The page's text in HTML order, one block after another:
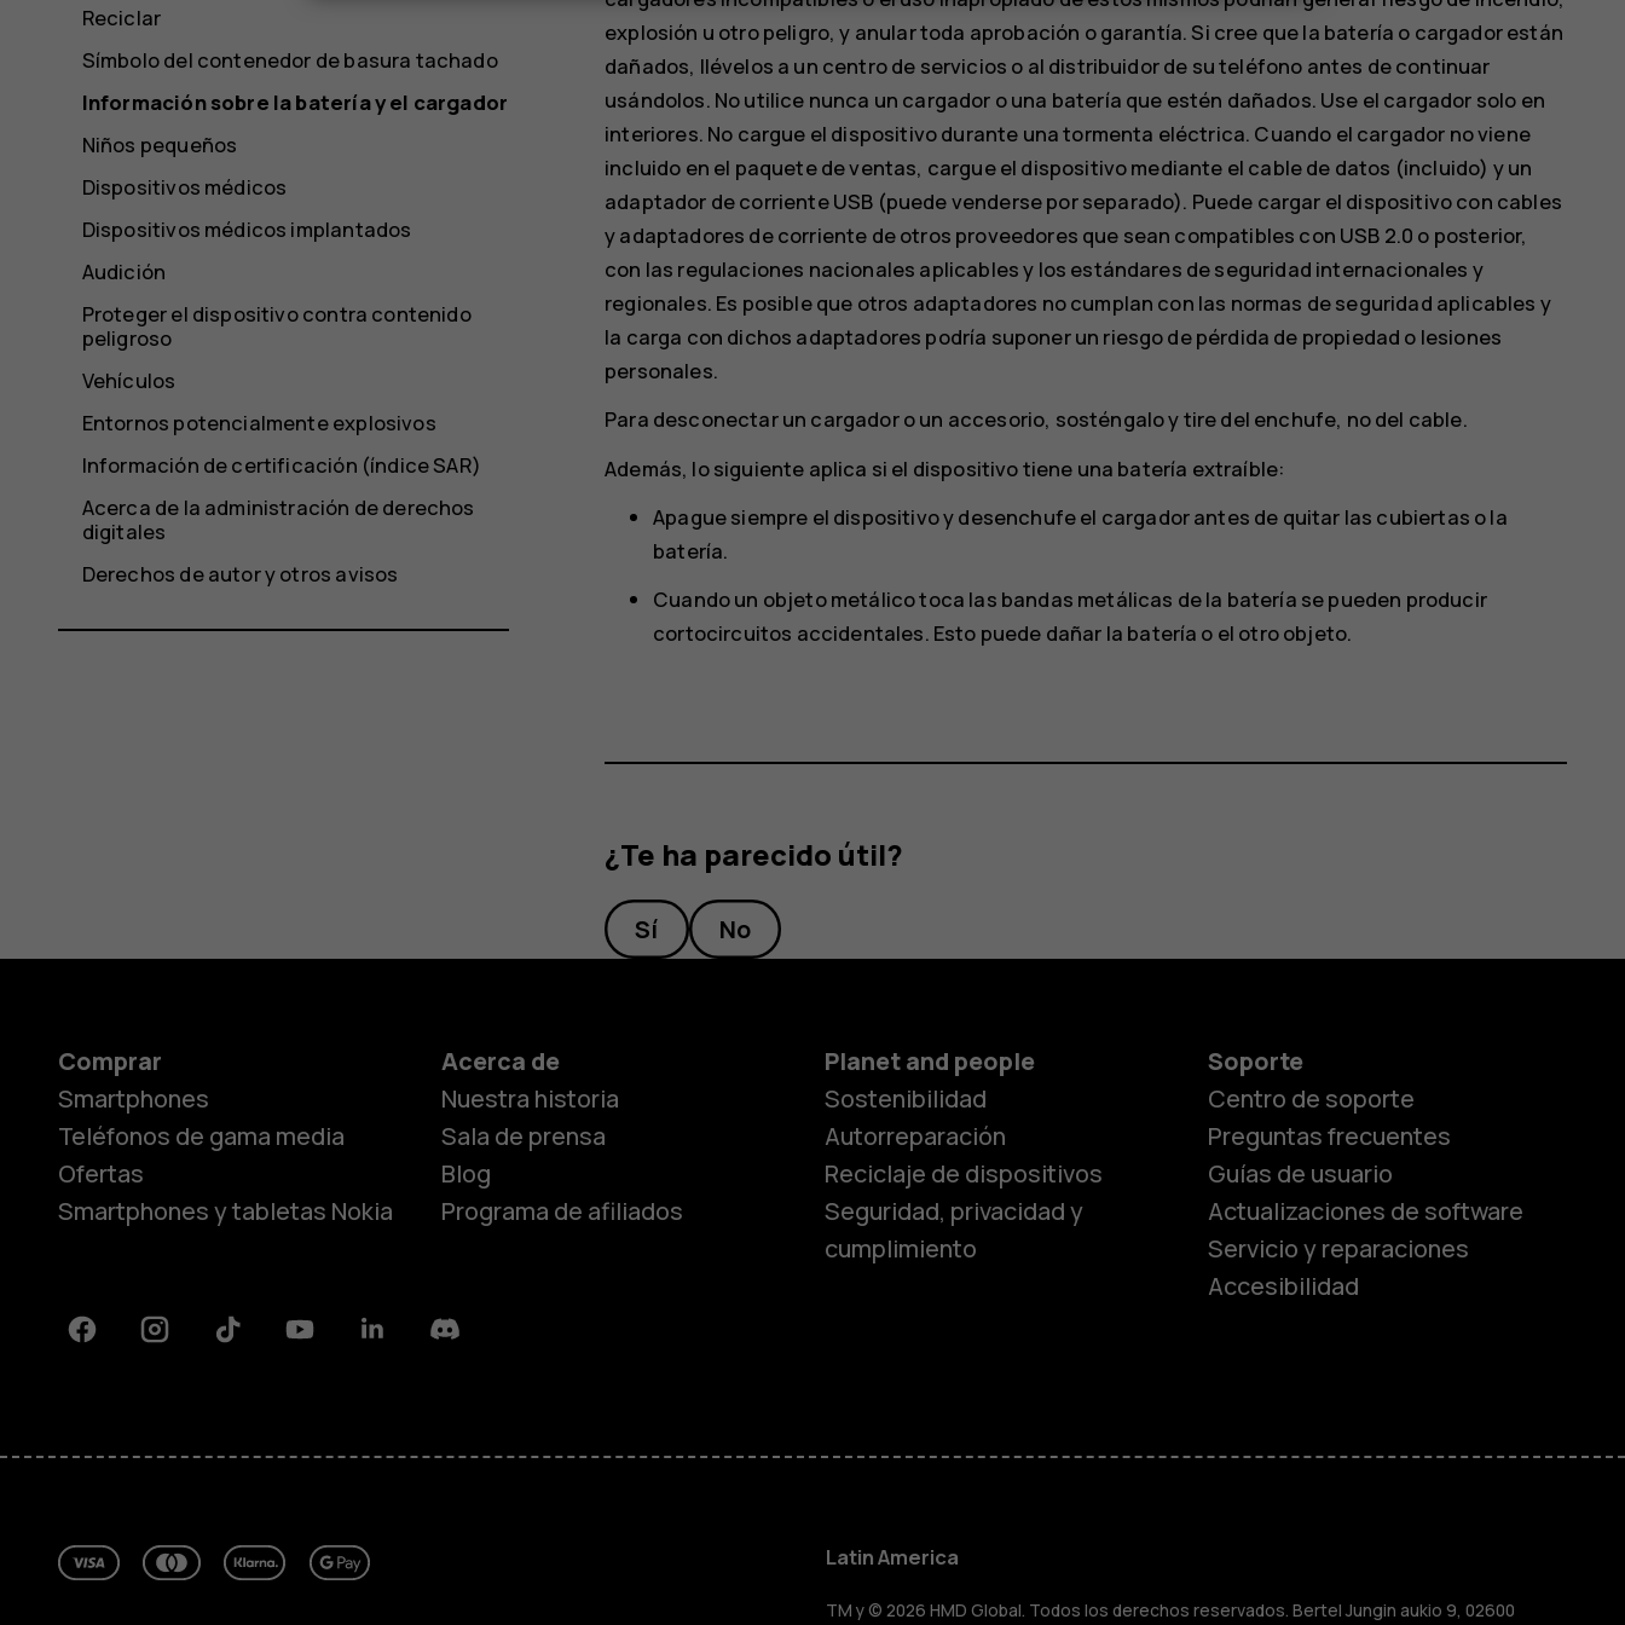
Teléfonos para
personas mayores
Blog
explosión u otro peligro, y anular toda aprobación o garantía. Si cree que la batería o cargador están
dañados, llévelos a un centro de servicios o al distribuidor de su teléfono antes de continuar
usándolos. No utilice nunca un cargador o una batería que estén dañados. Use el cargador solo en
interiores. No cargue el dispositivo durante una tormenta eléctrica. Cuando el cargador no viene
incluido en el paquete de ventas, cargue el dispositivo mediante el cable de datos (incluido) y un
adaptador de corriente USB (puede venderse por separado). Puede cargar el dispositivo con cables
y adaptadores de corriente de otros proveedores que sean compatibles con USB 2.0 o posterior,
con las regulaciones nacionales aplicables y los estándares de seguridad internacionales y
regionales. Es posible que otros adaptadores no cumplan con las normas de seguridad aplicables y
la carga con dichos adaptadores podría suponer un riesgo de pérdida de propiedad o lesiones
personales.
Para desconectar un cargador o un accesorio, sosténgalo y tire del enchufe, no del cable.
Además, lo siguiente aplica si el dispositivo tiene una batería extraíble:
Apague siempre el dispositivo y desenchufe el cargador antes de quitar las cubiertas o la
batería.
Cuando un objeto metálico toca las bandas metálicas de la batería se pueden producir
cortocircuitos accidentales. Esto puede dañar la batería o el otro objeto.
¿Te ha parecido útil?
Sí No
Reciclar
Símbolo del contenedor de basura tachado
Información sobre la batería y el cargador
Niños pequeños
Dispositivos médicos
Dispositivos médicos implantados
Audición
Proteger el dispositivo contra contenido
peligroso
Vehículos
Entornos potencialmente explosivos
Información de certificación (índice SAR)
Acerca de la administración de derechos
digitales
Derechos de autor y otros avisos
Comprar
Smartphones
Teléfonos de gama media
Ofertas
Smartphones y tabletas Nokia
Acerca de
Nuestra historia
Sala de prensa
Blog
Programa de afiliados
Planet and people
Sostenibilidad
Autorreparación
Reciclaje de dispositivos
Seguridad, privacidad y
cumplimiento
Soporte
Centro de soporte
Preguntas frecuentes
Guías de usuario
Actualizaciones de software
Servicio y reparaciones
Accesibilidad
FacebookInstagramTiktok YoutubeLinkedinDiscord
Latin America
TM y © 2026 HMD Global. Todos los derechos reservados. Bertel Jungin aukio 9, 02600